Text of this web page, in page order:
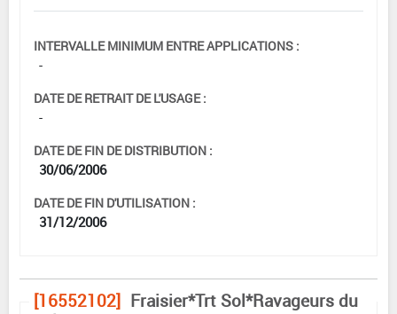
INTERVALLE MINIMUM ENTRE APPLICATIONS :
-
DATE DE RETRAIT DE L'USAGE :
-
DATE DE FIN DE DISTRIBUTION :
30/06/2006
DATE DE FIN D'UTILISATION :
31/12/2006
[16552102] Fraisier*Trt Sol*Ravageurs du